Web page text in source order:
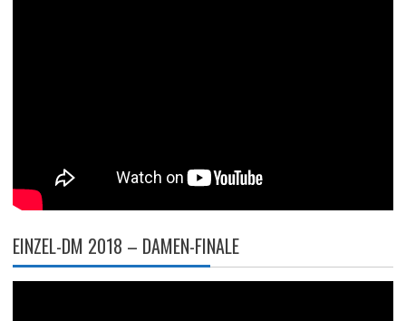
EINZEL-DM 2018 – DAMEN-FINALE